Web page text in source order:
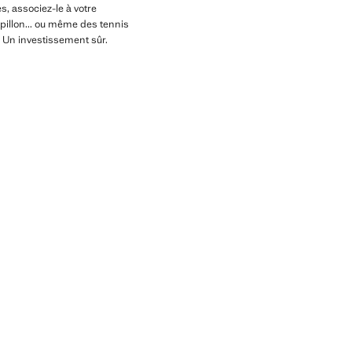
associez-le à votre
ou même des tennis
investissement sûr.